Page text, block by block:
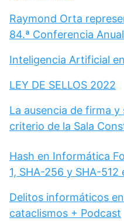
Raymond Orta
84.ª Conferencia
Inteligencia Artificial
LEY DE SELLOS 2022
La ausencia de firma
criterio de la Sala
Hash en Informática
1, SHA-256 y SHA-
Delitos informáticos
cataclismos + Podcast